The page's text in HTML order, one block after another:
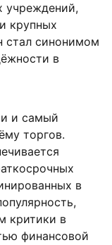
учреждений,
крупных
стал синонимом
в
и самый
торгов.
в
критики в
финансовой